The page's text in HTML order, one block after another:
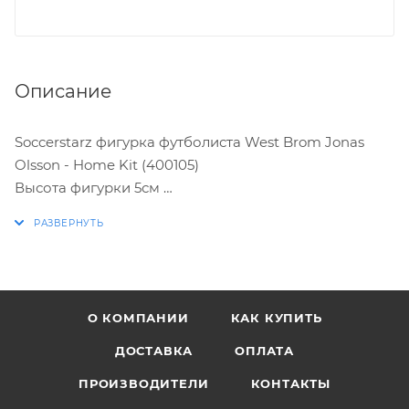
Описание
Soccerstarz фигурка футболиста West Brom Jonas
Olsson - Home Kit (400105)
Высота фигурки 5см
О КОМПАНИИ КАК КУПИТЬ
ДОСТАВКА ОПЛАТА
ПРОИЗВОДИТЕЛИ КОНТАКТЫ